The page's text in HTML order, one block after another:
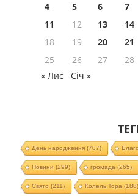
4
5 6 7
11
12 13 14
18
19 20 21
25
26 27 28
« Лис
Січ »
День народження(707)
Новини (299) громада (265)
Свято (211) Колель Тора